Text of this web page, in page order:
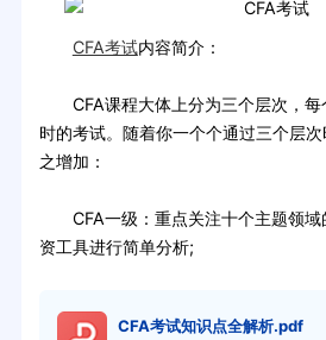
CFA考试内容简介：
CFA课程大体上分为三个层次，每
时的考试。随着你一个个通过三个层
之增加：
CFA一级：重点关注十个主题领域
资工具进行简单分析;
CFA考试知识点全解析.pdf